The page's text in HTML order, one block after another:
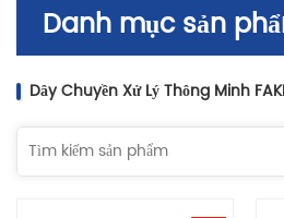
Danh mục sản
Dây Chuyền Xử Lý Thông Minh